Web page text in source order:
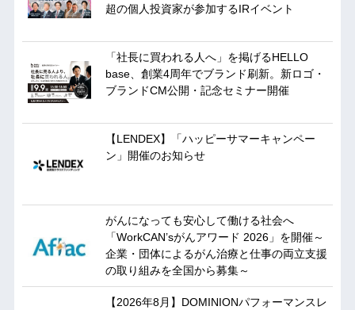
超の個人投資家が参加するIRイベント
「社長に買われる人へ」を掲げるHELLO
base、創業4周年でブランド刷新。新ロゴ・
ブランドCM公開・記念セミナー開催
【LENDEX】「ハッピーサマーキャンペー
ン」開催のお知らせ
がんになっても安心して働ける社会へ
「WorkCAN’sがんアワード 2026」を開催～
企業・団体によるがん治療と仕事の両立支援
の取り組みを全国から募集～
【2026年8月】DOMINIONパフォーマンスレ